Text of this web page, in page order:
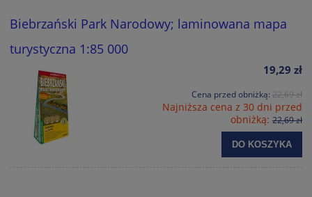
Biebrzański Park Narodowy; laminowana mapa
turystyczna 1:85 000
19,29 zł
Cena przed obniżką: 22,69 zł
Najniższa cena z 30 dni przed
obniżką: 22,69 zł
DO KOSZYKA